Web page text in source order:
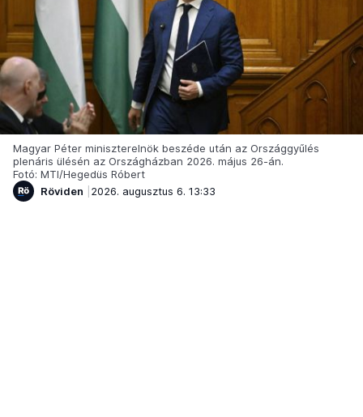
Magyar Péter miniszterelnök beszéde után az Országgyűlés
plenáris ülésén az Országházban 2026. május 26-án.
Fotó: MTI/Hegedüs Róbert
Röviden
2026. augusztus 6. 13:33